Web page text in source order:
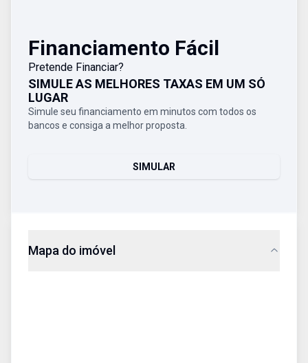
Financiamento Fácil
Pretende Financiar?
SIMULE AS MELHORES TAXAS EM UM SÓ
LUGAR
Simule seu financiamento em minutos com todos os
bancos e consiga a melhor proposta.
SIMULAR
Mapa do imóvel